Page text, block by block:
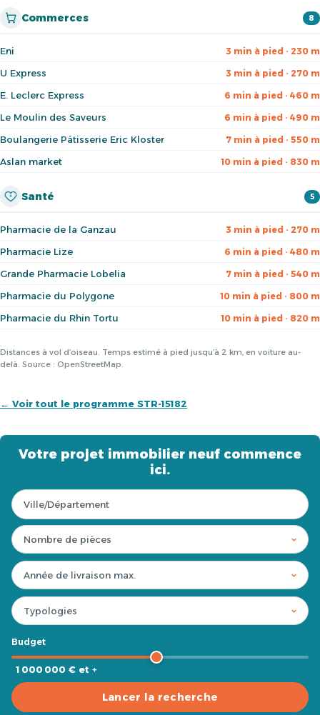
Commerces 8
Eni 3 min à pied · 230 m
U Express 3 min à pied · 270 m
E. Leclerc Express 6 min à pied · 460 m
Le Moulin des Saveurs 6 min à pied · 490 m
Boulangerie Pâtisserie Eric Kloster 7 min à pied · 550 m
Aslan market 10 min à pied · 830 m
Santé 5
Pharmacie de la Ganzau 3 min à pied · 270 m
Pharmacie Lize 6 min à pied · 480 m
Grande Pharmacie Lobelia 7 min à pied · 540 m
Pharmacie du Polygone 10 min à pied · 800 m
Pharmacie du Rhin Tortu 10 min à pied · 820 m
Distances à vol d’oiseau. Temps estimé à pied jusqu’à 2 km, en voiture au-
delà. Source : OpenStreetMap.
← Voir tout le programme STR-15182
Votre projet immobilier neuf commence
ici.
Budget
1 000 000 € et +
Lancer la recherche